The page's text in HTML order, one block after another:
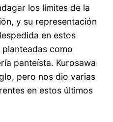
los límites de la
y su representación
en estos
como
panteísta. Kurosawa
pero nos dio varias
en estos últimos